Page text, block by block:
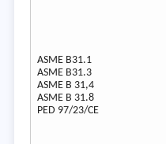
ASME B31.1
ASME B31.3
ASME B 31,4
ASME B 31.8
PED 97/23/CE